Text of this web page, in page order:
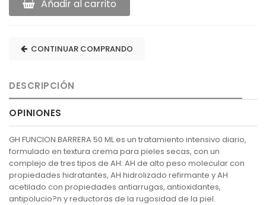
Añadir al carrito
CONTINUAR COMPRANDO
DESCRIPCIÓN
OPINIONES
GH FUNCION BARRERA 50 ML es un tratamiento intensivo diario,
formulado en textura crema para pieles secas, con un
complejo de tres tipos de AH: AH de alto peso molecular con
propiedades hidratantes, AH hidrolizado refirmante y AH
acetilado con propiedades antiarrugas, antioxidantes,
antipolucio?n y reductoras de la rugosidad de la piel.